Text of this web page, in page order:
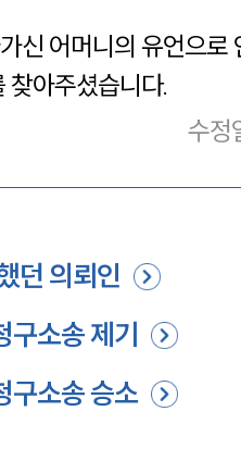
신 어머니의 유언으로
찾아주셨습니다.
수정
던 의뢰인
구소송 제기
구소송 승소